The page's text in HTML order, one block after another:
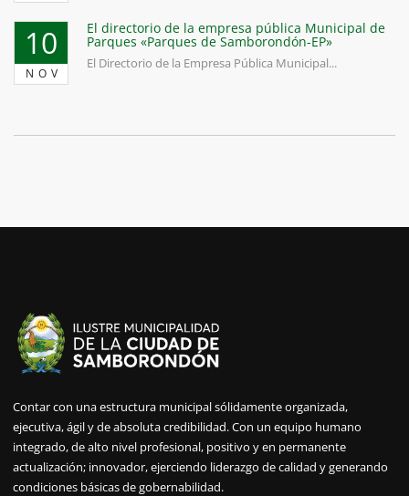
10
NOV
El directorio de la empresa pública Municipal de
Parques «Parques de Samborondón-EP»
El Directorio de la Empresa Pública Municipal...
Contar con una estructura municipal sólidamente organizada,
ejecutiva, ágil y de absoluta credibilidad. Con un equipo humano
integrado, de alto nivel profesional, positivo y en permanente
actualización; innovador, ejerciendo liderazgo de calidad y generando
condiciones básicas de gobernabilidad.